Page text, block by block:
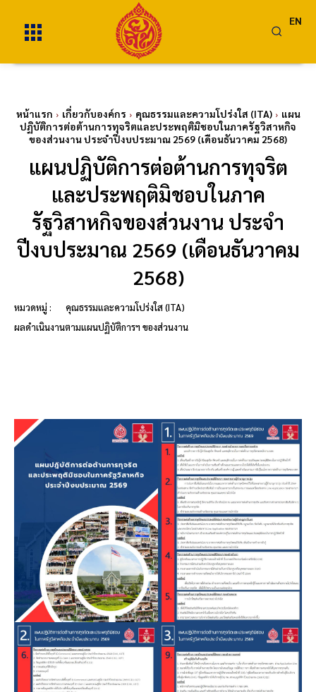
EN
หน้าแรก เกี่ยวกับองค์กร คุณธรรมและความโปร่งใส (ITA)
แผน
ปฏิบัติการต่อต้านการทุจริตและประพฤติมิชอบในภาครัฐวิสาหกิจ
ของส่วนงาน ประจำปีงบประมาณ 2569 (เดือนธันวาคม 2568)
แผนปฏิบัติการต่อต้านการทุจริต
และประพฤติมิชอบในภาค
รัฐวิสาหกิจของส่วนงาน ประจำ
ปีงบประมาณ 2569 (เดือนธันวาคม
2568)
หมวดหมู่ :
คุณธรรมและความโปร่งใส (ITA)
ผลดำเนินงานตามแผนปฏิบัติการฯ ของส่วนงาน